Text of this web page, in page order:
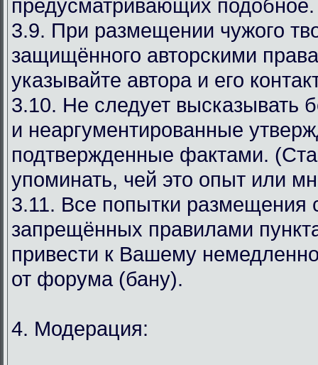
предусматривающих подобное.
3.9. При размещении чужого
защищённого авторскими
указывайте автора и его
3.10. Не следует высказывать
и неаргументированные
подтвержденные фактами.
упоминать, чей это опыт или
3.11. Все попытки размещения
запрещённых правилами
привести к Вашему
от форума (бану).
4. Модерация: